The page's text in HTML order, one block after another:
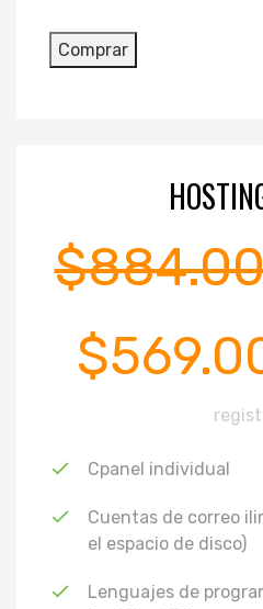
Cpanel individual
Cuentas de correo
el espacio de disco)
Lenguajes de